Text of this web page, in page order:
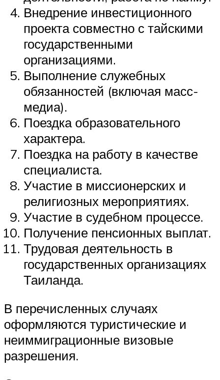
Внедрение инвестиционного
проекта совместно с тайскими
государственными
организациями.
Выполнение служебных
обязанностей (включая масс-
медиа).
Поездка образовательного
характера.
Поездка на работу в качестве
специалиста.
Участие в миссионерских и
религиозных мероприятиях.
Участие в судебном процессе.
Получение пенсионных выплат.
Трудовая деятельность в
государственных организациях
Таиланда.
В перечисленных случаях
оформляются туристические и
неиммиграционные визовые
разрешения.